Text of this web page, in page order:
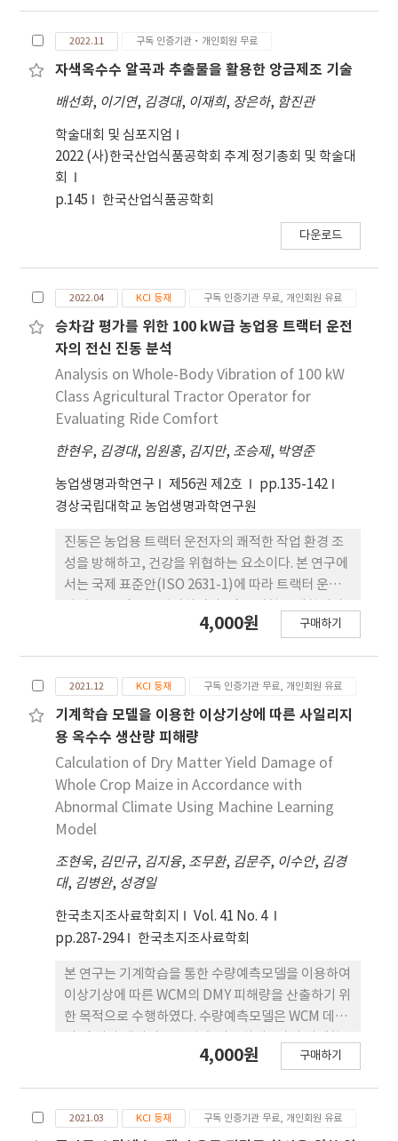
Research (ICR) mice, and no bone marrow
toxicity was observed. These findings suggest
tested conditions and was not associated
with acute oral toxicity or genotoxicity under
the present experimental conditions.
transmission, wheels, and a controller,
designed using the commercial software
efficiency under load conditions, this paper
designs and implements a PID controller
focusing on the vehicle's speed and wheel
slip. The newly proposed electric tractor
modeling and PID controller aim to
2022.11 구독 인증기관·개인회원 무료
자색옥수수 알곡과 추출물을 활용한 앙금제조 기술
배선화, 이기연, 김경대, 이재희, 장은하, 함진관
학술대회 및 심포지엄
2022 (사)한국산업식품공학회 추계 정기총회 및 학술대
회
p.145
한국산업식품공학회
다운로드
2022.04 KCI 등재 구독 인증기관 무료, 개인회원 유료
승차감 평가를 위한 100 kW급 농업용 트랙터 운전
자의 전신 진동 분석
Analysis on Whole-Body Vibration of 100 kW
Class Agricultural Tractor Operator for
Evaluating Ride Comfort
한현우, 김경대, 임원홍, 김지만, 조승제, 박영준
농업생명과학연구 제56권 제2호
pp.135-142
경상국립대학교 농업생명과학연구원
진동은 농업용 트랙터 운전자의 쾌적한 작업 환경 조
성을 방해하고, 건강을 위협하는 요소이다. 본 연구에
서는 국제 표준안(ISO 2631-1)에 따라 트랙터 운전
반복성이 뛰어난 four-post road simulator 상에
량, 실효치 등을 이용하여 진동 특성을 분석하였다. 최
종적으로 건강 지도 위험 수준과 안락도에 대한 반응
도를 평가 방법에 따른 실효치와 피폭 진동 누적량에
적용하여 농업용 트랙터의 운전자 전신 진동을 정량
적으로 평가하였다.
4,000원 구매하기
2021.12 KCI 등재 구독 인증기관 무료, 개인회원 유료
기계학습 모델을 이용한 이상기상에 따른 사일리지
용 옥수수 생산량 피해량
Calculation of Dry Matter Yield Damage of
Whole Crop Maize in Accordance with
Abnormal Climate Using Machine Learning
Model
조현욱, 김민규, 김지융, 조무환, 김문주, 이수안, 김경
대, 김병완, 성경일
한국초지조사료학회지
Vol. 41 No. 4
pp.287-294
한국초지조사료학회
본 연구는 기계학습을 통한 수량예측모델을 이용하여
이상기상에 따른 WCM의 DMY 피해량을 산출하기 위
한 목적으로 수행하였다. 수량예측모델은 WCM 데이
습을 통해 제작하였으며 실험지역은 경기도로 선정하
RMSE=0.1769) 기법을 통해 제작하였다. 피해량은
4,000원 구매하기
2021.03 KCI 등재 구독 인증기관 무료, 개인회원 유료